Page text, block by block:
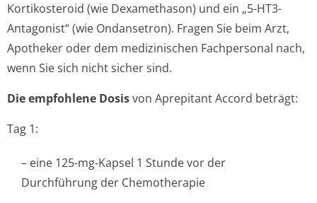
Kortikosteroid (wie Dexamethason) und ein „5-HT3-
Antagonist“ (wie Ondansetron). Fragen Sie beim Arzt,
Apotheker oder dem medizinischen Fachpersonal nach,
wenn Sie sich nicht sicher sind.
Die empfohlene Dosisvon Aprepitant Accord beträgt:
Tag 1:
– eine 125-mg-Kapsel 1 Stunde vor der
Durchführung der Chemotherapie